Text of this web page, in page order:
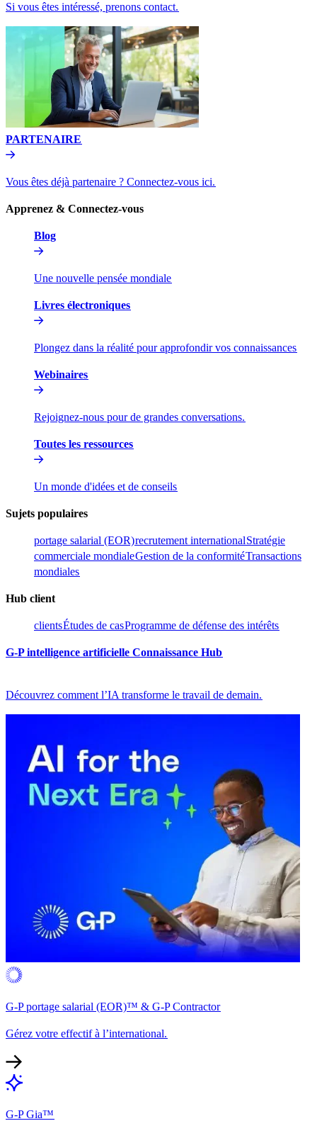
Si vous êtes intéressé, prenons contact.​​
PARTENAIRE​​
Vous êtes déjà partenaire ? Connectez-vous ici.​​
Apprenez & Connectez-vous​​
Blog​​
Une nouvelle pensée mondiale​​
Livres électroniques​​
Plongez dans la réalité pour approfondir vos connaissances​​
Webinaires​​
Rejoignez-nous pour de grandes conversations.​​
Toutes les ressources​​
Un monde d'idées et de conseils​​
Sujets populaires​​
portage salarial (EOR)​​recrutement international​​Stratégie
commerciale mondiale​​Gestion de la conformité​​Transactions
mondiales​​
Hub client​​
clients​​Études de cas​​Programme de défense des intérêts​​
G-P intelligence artificielle Connaissance Hub​​
Découvrez comment l’IA transforme le travail de demain.​​
G-P portage salarial (EOR)™ & G-P Contractor​​
Gérez votre effectif à l’international.​​
G-P Gia™​​